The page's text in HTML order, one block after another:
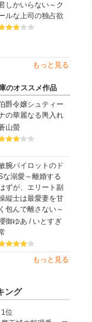
しかいらない～ク
ルな上司の独占欲
もっと見る
のオススメ作品
爵令嬢シュティー
の華麗なる輿入れ
山螢
腕パイロットのド
な溺愛～離婚する
ずが、エリート副
縦士は最愛妻を甘
く包んで離さない～
御ゆあ / いとすぎ
もっと見る
ング
1位